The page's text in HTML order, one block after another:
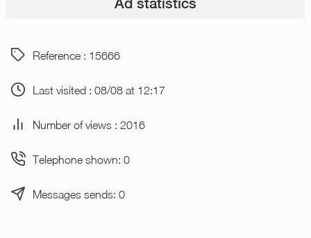
Reference : 15666
Last visited : 08/08 at 12:17
Number of views : 2016
Telephone shown: 0
Messages sends: 0